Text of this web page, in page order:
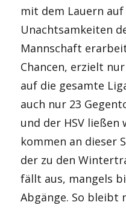
mit dem Lauern
Unachtsamkeiten
Mannschaft
Chancen, erzielt
auf die gesamte
auch nur 23
und der HSV ließen
kommen an dieser
der zu den
fällt aus, mangels
Abgänge. So bleibt